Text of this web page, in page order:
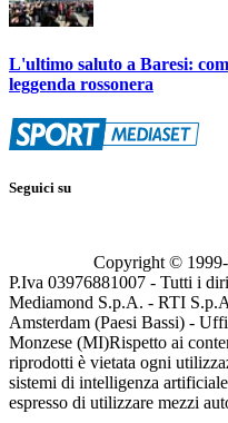
L'ultimo saluto a Baresi:
leggenda rossonera
Seguici su
Copyright © 1999-
P.Iva 03976881007 - Tutti i
Mediamond S.p.A. - RTI
Amsterdam (Paesi Bassi) -
Monzese (MI)Rispetto ai
riprodotti è vietata ogni
sistemi di intelligenza
espresso di utilizzare mezzi